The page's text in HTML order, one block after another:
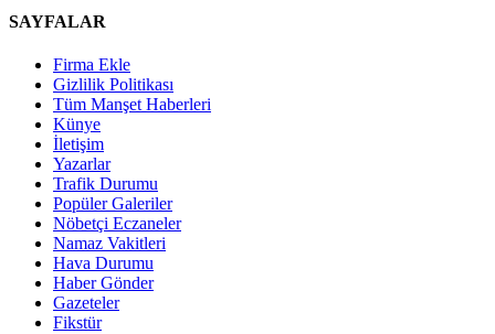
SAYFALAR
Firma Ekle
Gizlilik Politikası
Tüm Manşet Haberleri
Künye
İletişim
Yazarlar
Trafik Durumu
Popüler Galeriler
Nöbetçi Eczaneler
Namaz Vakitleri
Hava Durumu
Haber Gönder
Gazeteler
Fikstür